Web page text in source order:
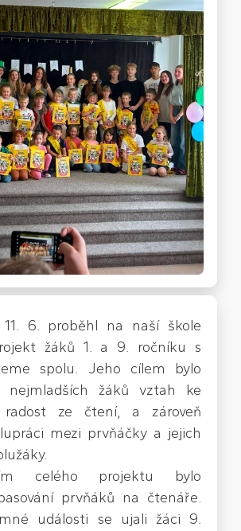
6. proběhl na naší škole
žáků 1. a 9. ročníku s
spolu. Jeho cílem bylo
nejmladších žáků vztah ke
ze čtení, a zároveň
mezi prvňáčky a jejich
celého projektu bylo
prvňáků na čtenáře.
události se ujali žáci 9.